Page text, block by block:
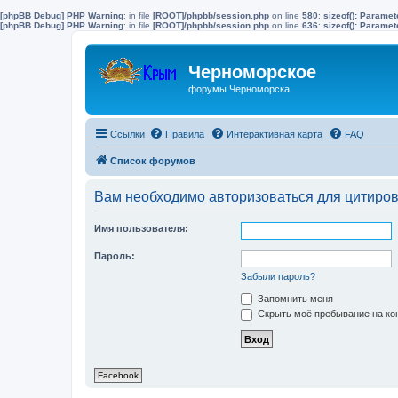
[phpBB Debug] PHP Warning: in file [ROOT]/phpbb/session.php on line 580: sizeof():
[phpBB Debug] PHP Warning: in file [ROOT]/phpbb/session.php on line 636: sizeof():
Черноморское
форумы Черноморска
Ссылки Правила Интерактивная карта FAQ
Список форумов
Вам необходимо авторизоваться для
Имя пользователя:
Пароль:
Забыли пароль?
Запомнить меня
Скрыть моё пребывание на
Facebook